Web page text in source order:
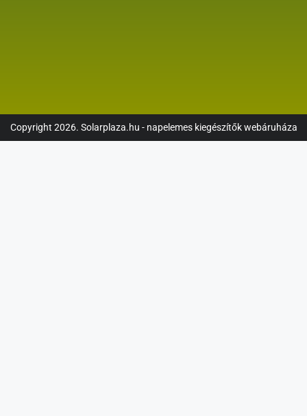
Copyright 2026. Solarplaza.hu - napelemes kiegészítők webáruháza